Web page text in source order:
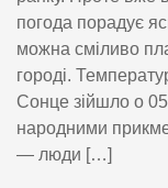
погода порадує
можна сміливо
городі.
Сонце зійшло о
народними
— люди […]